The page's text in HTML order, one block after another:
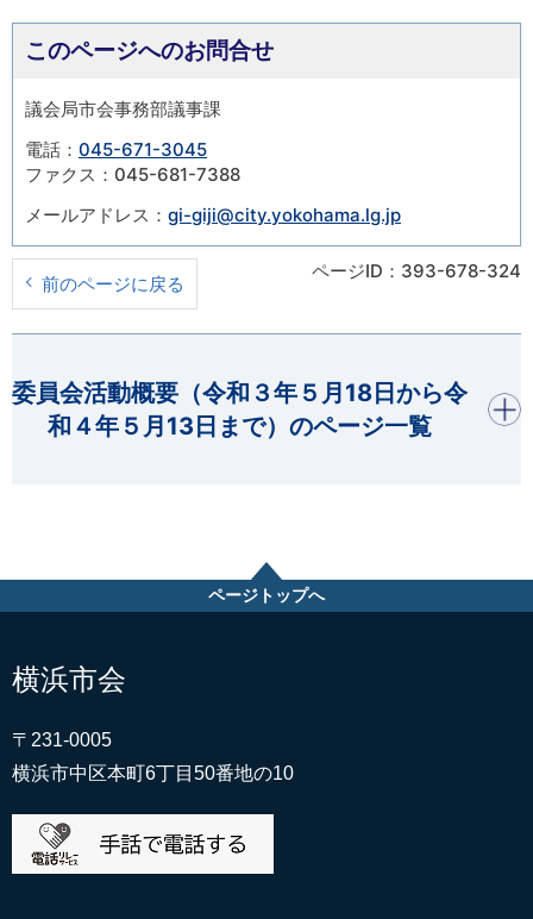
このページへのお問合せ
議会局市会事務部議事課
電話： 045-671-3045
ファクス：045-681-7388
メールアドレス： gi-giji@city.yokohama.lg.jp
前のページに戻る
ページID：393-678-324
委員会活動概要（令和３年５月18日から令
和４年５月13日まで）のページ一覧
開く
ページトップへ
横浜市会
〒231-0005
横浜市中区本町6丁目50番地の10